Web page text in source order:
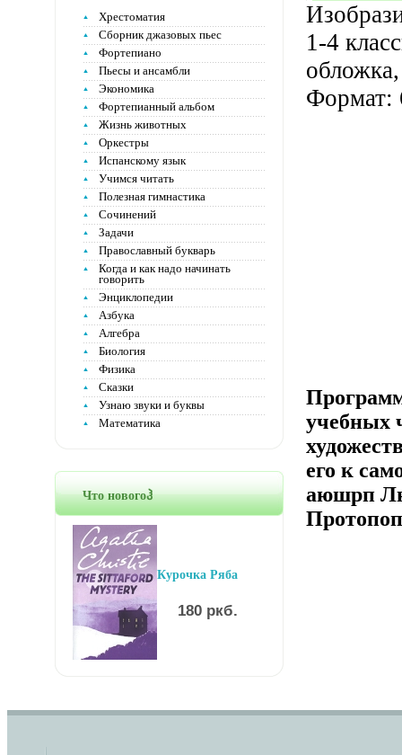
Хрестоматия
Сборник джазовых пьес
Фортепиано
Пьесы и ансамбли
Экономика
Фортепианный альбом
Жизнь животных
Оркестры
Испанскому язык
Учимся читать
Полезная гимнастика
Сочинений
Задачи
Православный букварь
Когда и как надо начинать
говорить
Энциклопедии
Азбука
Алгебра
Биология
Физика
Сказки
Узнаю звуки и буквы
Математика
Что новогоჰ
Курочка Ряба
180 ркб.
1-4
Формат:
учебных
его к
аюшрп